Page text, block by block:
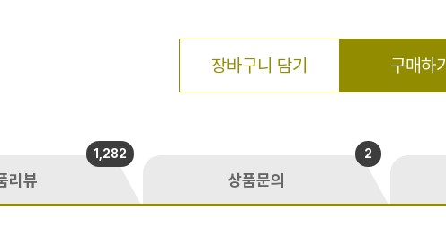
장바구니 담기 구매하기
리뷰
1,282
상품문의
2